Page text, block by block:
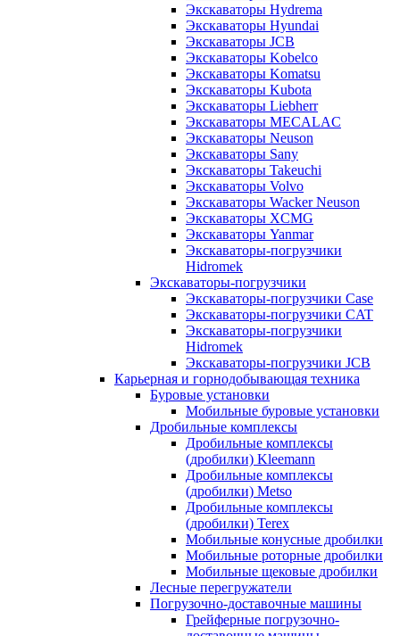
Экскаваторы Hydrema
Экскаваторы Hyundai
Экскаваторы JCB
Экскаваторы Kobelco
Экскаваторы Komatsu
Экскаваторы Kubota
Экскаваторы Liebherr
Экскаваторы MECALAC
Экскаваторы Neuson
Экскаваторы Sany
Экскаваторы Takeuchi
Экскаваторы Volvo
Экскаваторы Wacker Neuson
Экскаваторы XCMG
Экскаваторы Yanmar
Экскаваторы-погрузчики
Hidromek
Экскаваторы-погрузчики
Экскаваторы-погрузчики Case
Экскаваторы-погрузчики CAT
Экскаваторы-погрузчики
Hidromek
Экскаваторы-погрузчики JCB
Карьерная и горнодобывающая техника
Буровые установки
Мобильные буровые установки
Дробильные комплексы
Дробильные комплексы
(дробилки) Kleemann
Дробильные комплексы
(дробилки) Metso
Дробильные комплексы
(дробилки) Terex
Мобильные конусные дробилки
Мобильные роторные дробилки
Мобильные щековые дробилки
Лесные перегружатели
Погрузочно-доставочные машины
Грейферные погрузочно-